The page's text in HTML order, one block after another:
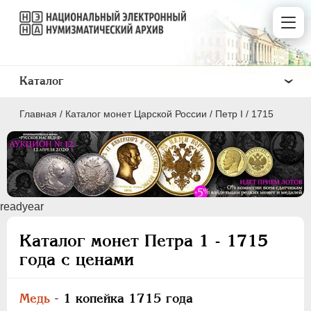
Главная / Каталог монет Царской России / Пeтр I / 1715
readyear
Каталог монет Петра 1 - 1715
года с ценами
Медь - 1 копейка 1715 года
Каталог
ПEТР I 1699 - 1725
ПЕТР II 1727-1729
АННА ИОАННОВНА 1730-1740
ЕЛИЗАВЕТА 1741-1762